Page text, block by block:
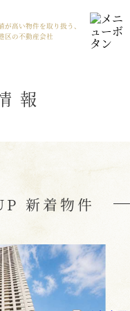
が高い物件を取り扱う、
区の不動産会社
報
新着物件